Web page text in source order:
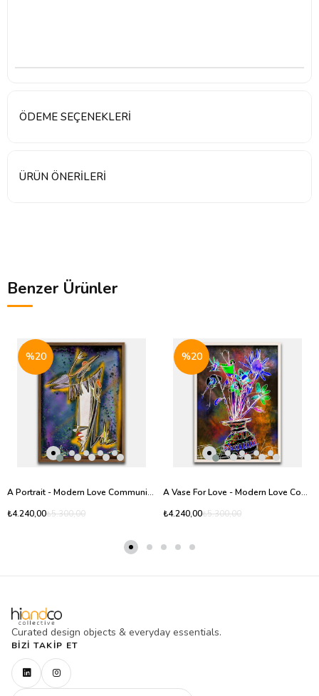
ÖDEME SEÇENEKLERI
ÜRÜN ÖNERILERI
Benzer Ürünler
A Portrait - Modern Love Community - Baskı
₺4.240,00₺5.300,00
%20
A Vase For Love - Modern Love Community - Baskı
₺4.240,00₺5.300,00
%20
Curated design objects & everyday essentials.
BIZI TAKIP ET